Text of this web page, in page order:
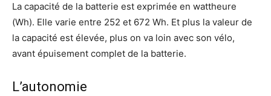
La capacité de la batterie est exprimée en wattheure
(Wh). Elle varie entre 252 et 672 Wh. Et plus la valeur de
la capacité est élevée, plus on va loin avec son vélo,
avant épuisement complet de la batterie.
L’autonomie